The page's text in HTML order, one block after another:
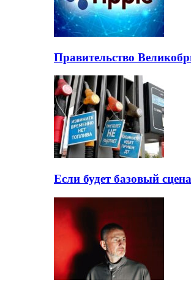
Правительство
Если будет базовый